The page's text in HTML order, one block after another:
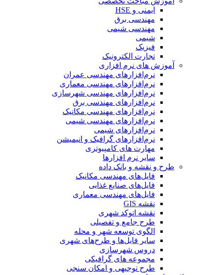
ایمنی و HSE
مهندسی برق
مهندسی شیمی
شیمی
فیزیک
تجارت الکترونیک
آموزش های نرم افزاری
نرم‌افزارهای مهندسی عمران
نرم‌افزارهای مهندسی معماری
نرم‌افزارهای مهندسی شهرسازی
نرم‌افزارهای مهندسی برق
نرم‌افزارهای مهندسی مکانیک
نرم‌افزارهای مهندسی شیمی
نرم‌افزارهای شیمی
نرم‌افزارهای گرافیک و انیمیشن
مهارت های کامپیوتری
سایر نرم افزارها
طرح و نقشه و بانک داده
فایل‌های مهندسی مکانیک
فایل‌های صنایع غذایی
فایل‌های مهندسی معماری
نقشه GIS
نقشه اتوکد شهری
طرح جامع و تفصیلی
الگوی توسعه شهر و محله
سایر فایل‌ها و طرح‌های شهری
دروس شهرسازی
مجموعه های گرافیکی
طرح توجیهی و امکان سنجی